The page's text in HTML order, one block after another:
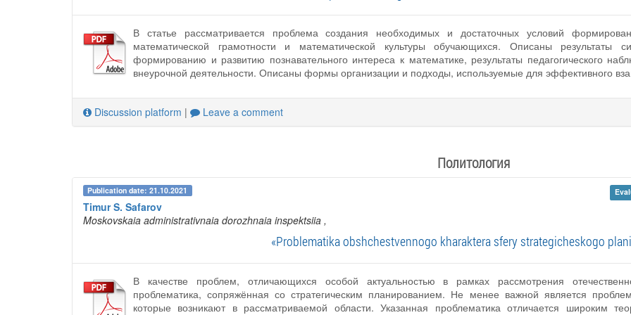
В статье рассматривается проблема создания необходимых и достаточных условий
математической грамотности и математической культуры обучающихся. Описаны результаты
формированию и развитию познавательного интереса к математике, результаты педагогического
внеурочной деятельности. Описаны формы организации и подходы, используемые для эффективного
Discussion platform | Leave a comment
Политология
Publication date: 21.10.2021
Timur S. Safarov
Moskovskaia administrativnaia dorozhnaia inspektsiia ,
«Problematika obshchestvennogo kharaktera sfery strategicheskogo
В качестве проблем, отличающихся особой актуальностью в рамках рассмотрения
проблематика, сопряжённая со стратегическим планированием. Не менее важной является
которые возникают в рассматриваемой области. Указанная проблематика отличается широким